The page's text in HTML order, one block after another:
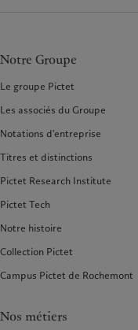
Notre Groupe
Le groupe Pictet
Les associés du Groupe
Notations d'entreprise
Titres et distinctions
Pictet Research Institute
Pictet Tech
Notre histoire
Collection Pictet
Campus Pictet de Rochemont
Nos métiers